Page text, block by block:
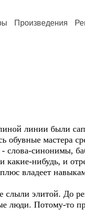
Произведения
линии были
обувные мастера
синонимы,
какие-нибудь, и
владеет
элитой. До
люди. Потому-то